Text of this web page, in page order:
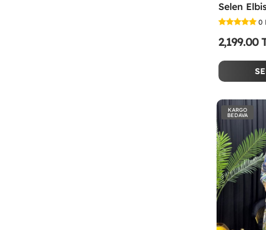
0
2,199.00
KARGO
BEDAVA